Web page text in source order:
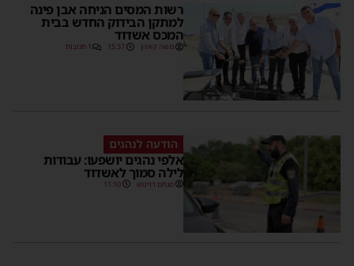
רשות המסים הניחה אבן פינה
למתקן הבידוק החדש בבית
המכס אשדוד
משה קאהן 15:37 1 תגובות
הודעה לנהגים
אלפי נהגים יושפעו: עבודות
לילה סמוך לאשדוד
מנחם דויטש 11:10